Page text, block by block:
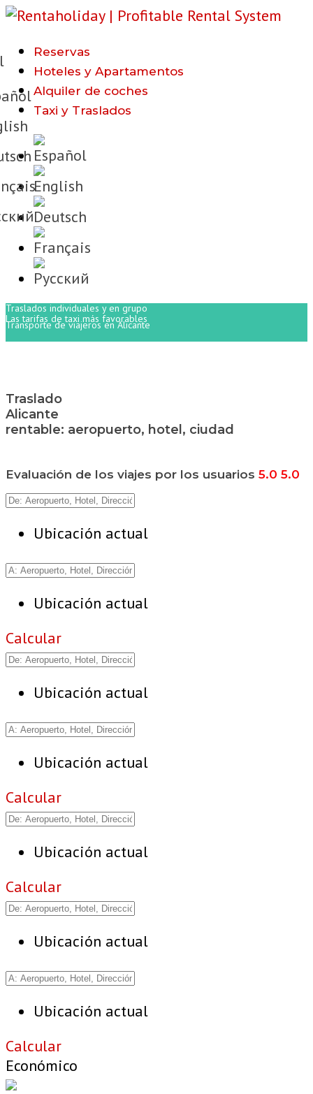
Reservas
Hoteles y Apartamentos
Alquiler de coches
Taxi y Traslados
Traslados individuales y en grupo
Transporte de viajeros en Alicante
Las tarifas de taxi más favorables
Traslado
Alicante
rentable: aeropuerto, hotel, ciudad
Evaluación de los viajes por los usuarios 5.0 5.0
Ubicación actual
Ubicación actual
Calcular
Ubicación actual
Ubicación actual
Calcular
Ubicación actual
Calcular
Ubicación actual
Ubicación actual
Calcular
Económico